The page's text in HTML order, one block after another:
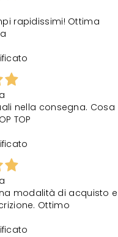
rapidissimi! Ottima
nella consegna. Cosa
TOP
modalità di acquisto e
Ottimo